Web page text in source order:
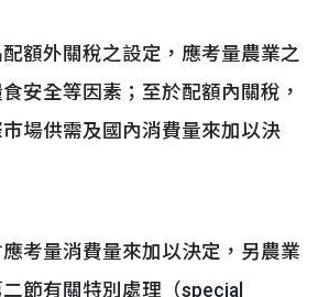
額外關稅之設定，應考量農業之
安全等因素；至於配額內關稅，
場供需及國內消費量來加以決
考量消費量來加以決定，另農業
節有關特別處理（special